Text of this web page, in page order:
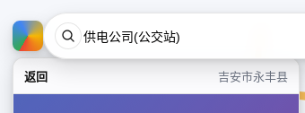
返回 吉安市永丰县